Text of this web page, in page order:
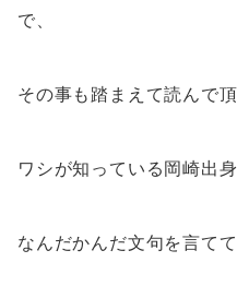
で、
その事も踏まえて読んで
ワシが知っている岡崎出身
なんだかんだ文句を言てて